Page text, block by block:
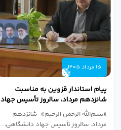
15 مرداد 1405
پیام استاندار قزوین به مناسبت
شانزدهم مرداد، سالروز تأسیس جهاد
دانشگاهی
«بسم‌الله الرحمن الرحیم» شانزدهم
مرداد، سالروز تأسیس جهاد دانشگاهی،...